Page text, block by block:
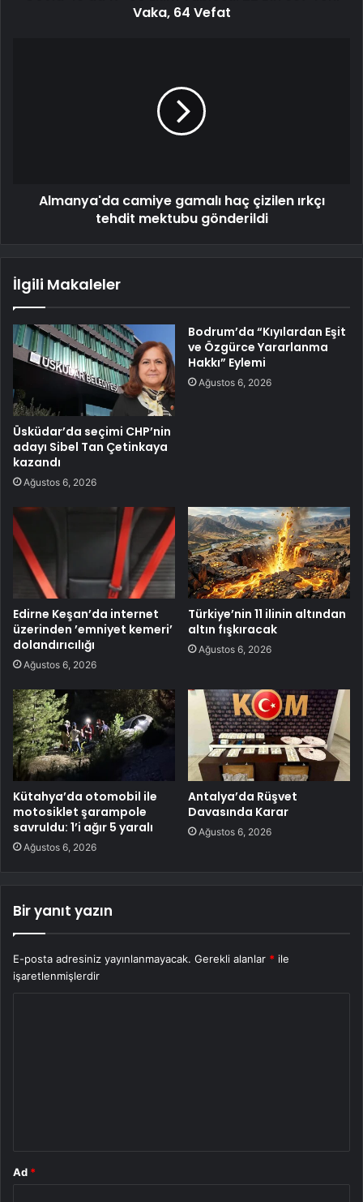
Vaka, 64 Vefat
Almanya'da camiye gamalı haç çizilen ırkçı
tehdit mektubu gönderildi
İlgili Makaleler
Üsküdar’da seçimi CHP’nin
adayı Sibel Tan Çetinkaya
kazandı
Ağustos 6, 2026
Bodrum’da “Kıyılardan Eşit
ve Özgürce Yararlanma
Hakkı” Eylemi
Ağustos 6, 2026
Edirne Keşan’da internet
üzerinden ’emniyet kemeri’
dolandırıcılığı
Ağustos 6, 2026
Türkiye’nin 11 ilinin altından
altın fışkıracak
Ağustos 6, 2026
Kütahya’da otomobil ile
motosiklet şarampole
savruldu: 1’i ağır 5 yaralı
Ağustos 6, 2026
Antalya’da Rüşvet
Davasında Karar
Ağustos 6, 2026
Bir yanıt yazın
E-posta adresiniz yayınlanmayacak. Gerekli alanlar * ile
işaretlenmişlerdir
Ad *